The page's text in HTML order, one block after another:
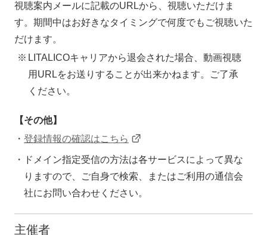
視聴案内メールに記載のURLから、視聴いただけま
す。期間中はお好きなタイミングで何度でもご視聴いた
だけます。
LITALICOキャリアから退会された場合、動画視聴
用URLをお送りすることが出来かねます。ご了承
ください。
【その他】
登録情報の確認はこちら
ドメイン指定受信の方法は各サービスによって異な
りますので、ご自身で検索、またはご利用の通信会
社にお問い合わせください。
主催者